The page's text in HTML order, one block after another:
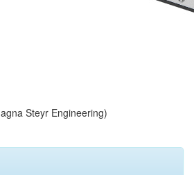
Steyr Engineering)